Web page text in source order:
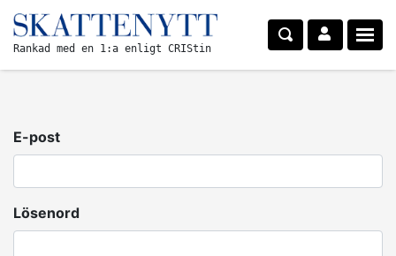
Rankad med en 1:a enligt CRIStin
E-post
Lösenord